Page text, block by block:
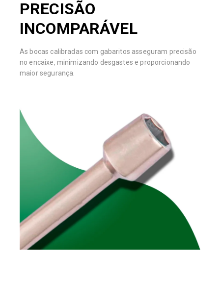
PRECISÃO
INCOMPARÁVEL
As bocas calibradas com gabaritos asseguram precisão
no encaixe, minimizando desgastes e proporcionando
maior segurança.